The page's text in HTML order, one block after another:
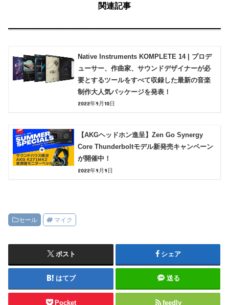
関連記事
Native Instruments KOMPLETE 14 | プロデ
ューサー、作曲家、サウンドデザイナーが必
要とするツールをすべて収録した最新の音楽
制作大人気パッケージを発表！
2022年9月10日
【AKGヘッドホン進呈】Zen Go Synergy
Core Thunderboltモデル新発売キャンペーン
が開催中！
2022年9月9日
セール マイク
ポスト シェア
はてブ 送る
Pocket feedly